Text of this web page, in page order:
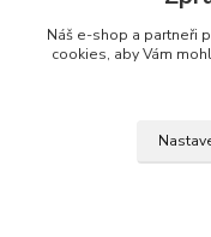
Můžete se
Náš e-shop a partneři
cookies, aby Vám